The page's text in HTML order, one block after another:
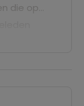
die op
Luck